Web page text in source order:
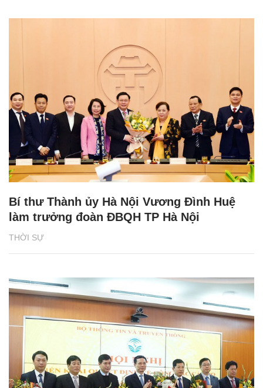
THỜI SỰ
Bí thư Thành ủy Hà Nội Vương Đình Huệ
làm trưởng đoàn ĐBQH TP Hà Nội